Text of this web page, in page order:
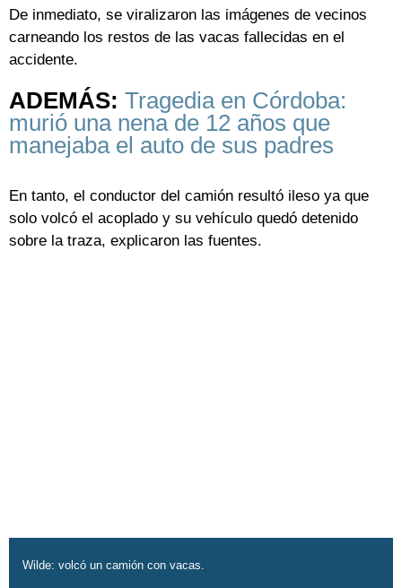
De inmediato, se viralizaron las imágenes de vecinos
carneando los restos de las vacas fallecidas en el
accidente.
ADEMÁS: Tragedia en Córdoba:
murió una nena de 12 años que
manejaba el auto de sus padres
En tanto, el conductor del camión resultó ileso ya que
solo volcó el acoplado y su vehículo quedó detenido
sobre la traza, explicaron las fuentes.
Wilde: volcó un camión con vacas.